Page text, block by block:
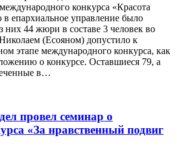
конкурса «Красота
епархиальное управление было
них 44 жюри в составе 3 человек во
(Есояном) допустило к
этапе международного конкурса, как
о конкурсе. Оставшиеся 79, а
в…
провел семинар о
«За нравственный подвиг